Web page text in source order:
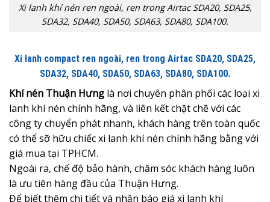
Xi lanh khí nén ren ngoài, ren trong Airtac SDA20, SDA25,
SDA32, SDA40, SDA50, SDA63, SDA80, SDA100.
Xi lanh compact ren ngoài, ren trong Airtac SDA20, SDA25,
SDA32, SDA40, SDA50, SDA63, SDA80, SDA100.
Khí nén Thuận Hưng là nơi chuyên phân phối các loại xi
lanh khí nén chính hãng, và liên kết chặt chẽ với các
công ty chuyển phát nhanh, khách hàng trên toàn quốc
có thể sỡ hữu chiếc xi lanh khí nén chính hãng bằng với
giá mua tại TPHCM.
Ngoài ra, chế độ bảo hành, chăm sóc khách hàng luôn
là ưu tiên hàng đầu của Thuận Hưng.
Để biết thêm chi tiết và nhận báo giá xi lanh khí